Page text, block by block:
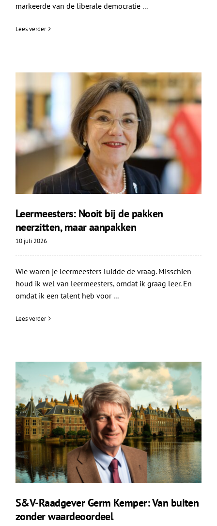
markeerde van de liberale democratie ...
Lees verder
Leermeesters: Nooit bij de pakken
neerzitten, maar aanpakken
10 juli 2026
Wie waren je leermeesters luidde de vraag. Misschien
houd ik wel van leermeesters, omdat ik graag leer. En
omdat ik een talent heb voor ...
Lees verder
S&V-Raadgever Germ Kemper: Van buiten
zonder waardeoordeel